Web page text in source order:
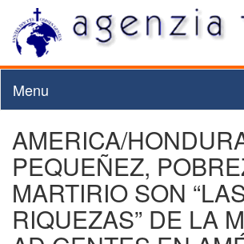
Menu
AMERICA/
PEQUEÑEZ,
MARTIRIO SON
RIQUEZAS” DE LA